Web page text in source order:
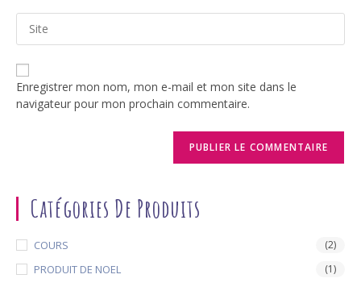
comment
address
l’URL
site
(facultatif)
Enregistrer mon nom, mon e-mail et mon site dans le
navigateur pour mon prochain commentaire.
Catégories De Produits
COURS (2)
PRODUIT DE NOEL (1)